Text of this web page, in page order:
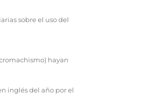
sobre el uso del
hayan
inglés del año por el